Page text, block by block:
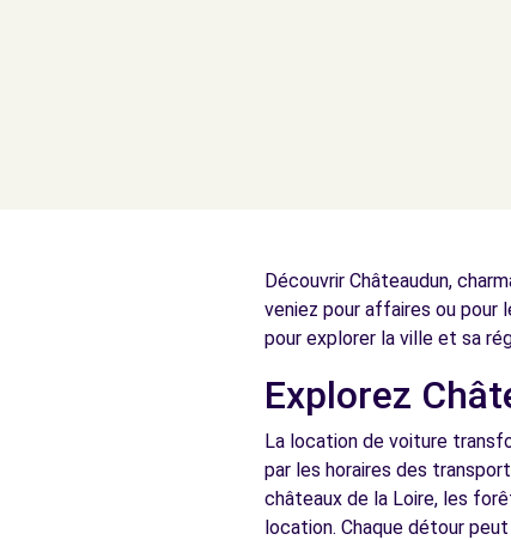
Découvrir Châteaudun,
veniez pour affaires ou pour
pour explorer la ville et sa
Explorez
La location de voiture
par les horaires des
châteaux de la Loire, les
location. Chaque détour